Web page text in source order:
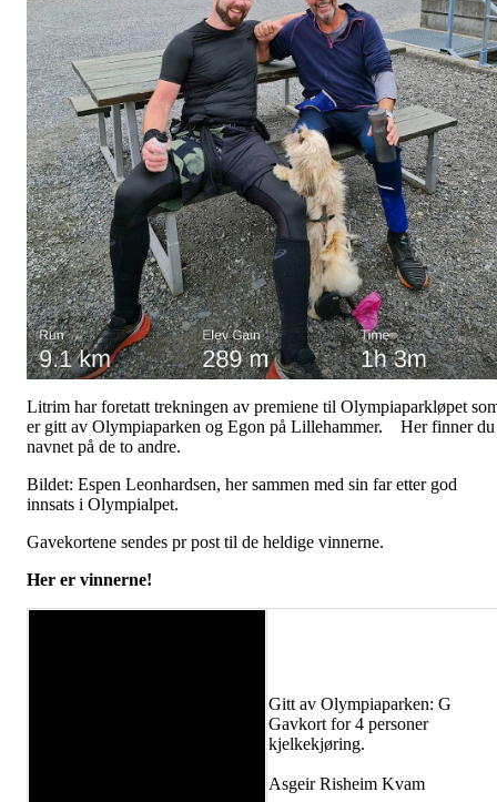
Litrim har foretatt trekningen av premiene til Olympiaparkløpet
er gitt av Olympiaparken og Egon på Lillehammer. Her finner du
navnet på de to andre.
Bildet: Espen Leonhardsen, her sammen med sin far etter god
innsats i Olympialpet.
Gavekortene sendes pr post til de heldige vinnerne.
Her er vinnerne!
Gitt av Olympiaparken: G
Gavkort for 4 personer
kjelkekjøring.
Asgeir Risheim Kvam